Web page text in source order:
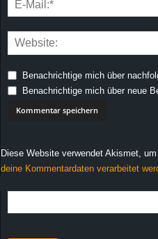
Benachrichtige mich über
Benachrichtige mich über neue
Diese Website verwendet Akismet,
deine Kommentardaten verarbeitet